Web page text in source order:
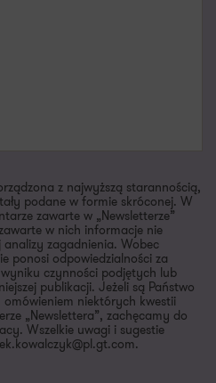
z najwyższą starannością,
podane w formie skróconej. W
zawarte w „Newsletterze”
w nich informacje nie
analizy zagadnienia. Wobec
ponosi odpowiedzialności za
czynności podjętych lub
publikacji. Jeżeli są Państwo
omówieniem niektórych kwestii
„Newslettera”, zachęcamy do
Wszelkie uwagi i sugestie